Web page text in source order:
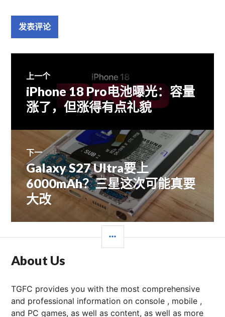
文
章
导
航
上一个
上
篇
文
iPhone 18 Pro电池曝光：容量
涨了，但涨得有点礼貌
下一
下
篇
文
章：
Galaxy S27 Ultra要上
6000mAh？三星这次可能真要
大改
栏
About Us
TGFC provides you with the most comprehensive
and professional information on console , mobile ,
and PC games, as well as content, as well as more